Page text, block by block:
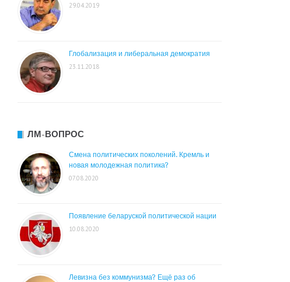
29.04.2019
Глобализация и либеральная демократия
23.11.2018
ЛМ-ВОПРОС
Смена политических поколений. Кремль и
новая молодежная политика?
07.08.2020
Появление беларуской политической нации
10.08.2020
Левизна без коммунизма? Ещё раз об